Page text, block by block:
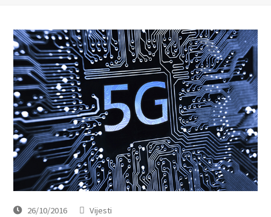
26/10/2016 Vijesti